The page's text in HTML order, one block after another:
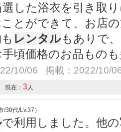
した浴衣を引き取
とができて、お店
レンタルもありで
頃価格のお品もの
10/06 掲載：2022/10/
現在： 3人
30代/Lv.37）
で利用しました。他